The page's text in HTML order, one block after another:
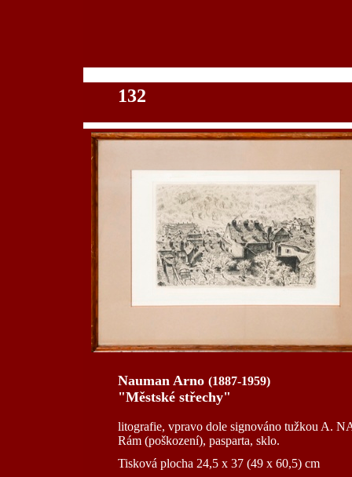
132
Nauman Arno (1887-1959)
"Městské střechy"
litografie, vpravo dole signováno tužkou A.
Rám (poškození), pasparta, sklo.
Tisková plocha 24,5 x 37 (49 x 60,5) cm